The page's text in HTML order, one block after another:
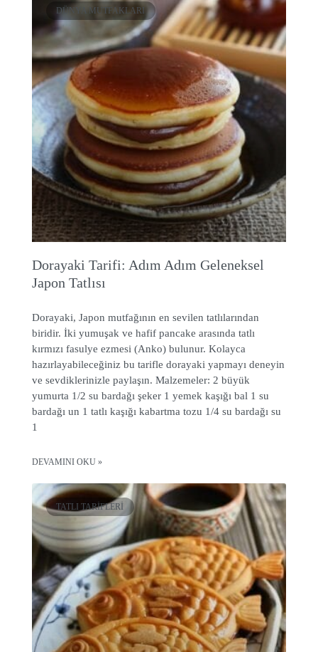
DÜNYA MUTFAKLARI
Dorayaki Tarifi: Adım Adım Geleneksel
Japon Tatlısı
Dorayaki, Japon mutfağının en sevilen tatlılarından
biridir. İki yumuşak ve hafif pancake arasında tatlı
kırmızı fasulye ezmesi (Anko) bulunur. Kolayca
hazırlayabileceğiniz bu tarifle dorayaki yapmayı deneyin
ve sevdiklerinizle paylaşın. Malzemeler: 2 büyük
yumurta 1/2 su bardağı şeker 1 yemek kaşığı bal 1 su
bardağı un 1 tatlı kaşığı kabartma tozu 1/4 su bardağı su
1
DEVAMINI OKU »
TATLI TARIFLERI